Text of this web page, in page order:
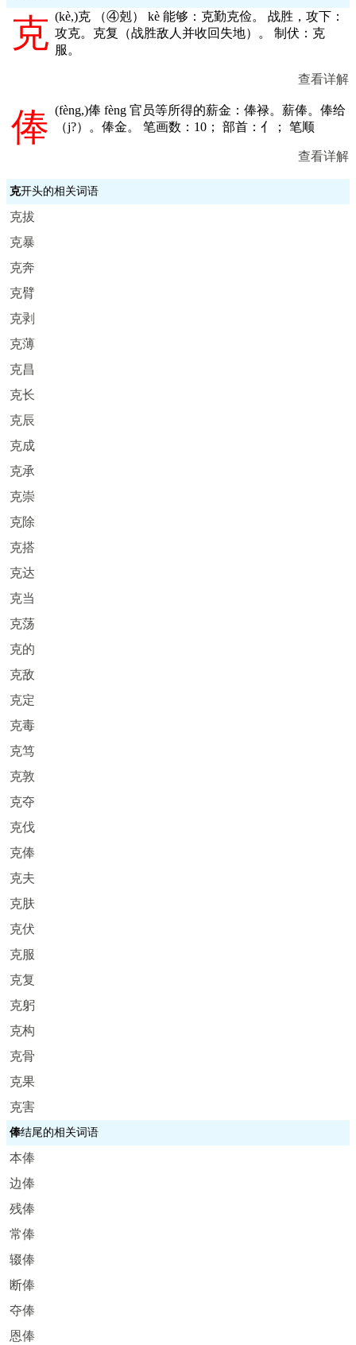
克 (kè,)克 （④剋） kè 能够：克勤克俭。 战胜，攻下：
攻克。克复（战胜敌人并收回失地）。 制伏：克
服。
查看详解
俸 (fèng,)俸 fèng 官员等所得的薪金：俸禄。薪俸。俸给
（j?）。俸金。 笔画数：10； 部首：亻； 笔顺
查看详解
克开头的相关词语
克拔
克暴
克奔
克臂
克剥
克薄
克昌
克长
克辰
克成
克承
克崇
克除
克搭
克达
克当
克荡
克的
克敌
克定
克毒
克笃
克敦
克夺
克伐
克俸
克夫
克肤
克伏
克服
克复
克躬
克构
克骨
克果
克害
俸结尾的相关词语
本俸
边俸
残俸
常俸
辍俸
断俸
夺俸
恩俸